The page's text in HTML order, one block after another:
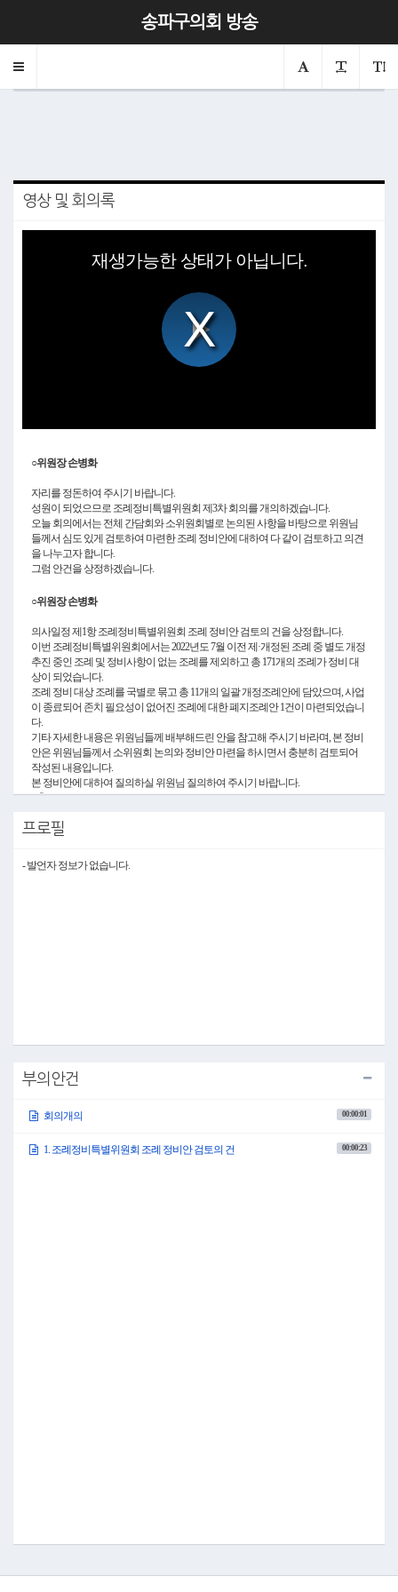
송파구의회 방송
Toggle
제322회 조례정비특별위원회 제3차
영상 및 회의록
Play
Video
재생가능한 상태가 아닙니다.
○위원장 손병화
자리를 정돈하여 주시기 바랍니다.
성원이 되었으므로 조례정비특별위원회 제3차 회의를 개의하겠습니다.
오늘 회의에서는 전체 간담회와 소위원회별로 논의된 사항을 바탕으로 위원님
들께서 심도 있게 검토하여 마련한 조례 정비안에 대하여 다 같이 검토하고 의견
을 나누고자 합니다.
그럼 안건을 상정하겠습니다.
○위원장 손병화
의사일정 제1항 조례정비특별위원회 조례 정비안 검토의 건을 상정합니다.
이번 조례정비특별위원회에서는 2022년도 7월 이전 제·개정된 조례 중 별도 개정
추진 중인 조례 및 정비사항이 없는 조례를 제외하고 총 171개의 조례가 정비 대
상이 되었습니다.
조례 정비 대상 조례를 국별로 묶고 총 11개의 일괄 개정조례안에 담았으며, 사업
이 종료되어 존치 필요성이 없어진 조례에 대한 폐지조례안 1건이 마련되었습니
다.
기타 자세한 내용은 위원님들께 배부해드린 안을 참고해 주시기 바라며, 본 정비
안은 위원님들께서 소위원회 논의와 정비안 마련을 하시면서 충분히 검토되어
작성된 내용입니다.
본 정비안에 대하여 질의하실 위원님 질의하여 주시기 바랍니다.
(「없습니다.」하는 이 있음)
이것으로 모두 마치겠습니다.
는 6월 11일 개의하도록 하겠습니다.
오늘 회의는 이것으로 모두 마치고 산회를 선포합니다.
프로필
- 발언자 정보가 없습니다.
부의안건
회의개의 00:00:01
1. 조례정비특별위원회 조례 정비안 검토의 건 00:00:23